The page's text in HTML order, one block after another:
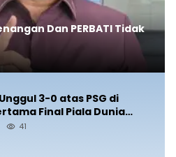
Dan PERBATI Tidak
3-0 atas PSG di
Final Piala Dunia
2025
41